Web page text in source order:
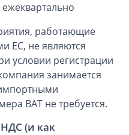
компаний
UK и в Европе
ежеквартально
работающие
EC, не являются
условии регистрации
занимается
ВАТ не требуется.
(и как